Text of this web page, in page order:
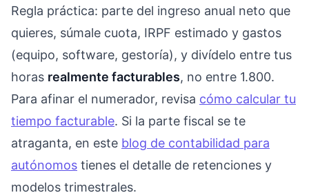
Regla práctica: parte del ingreso anual neto que
quieres, súmale cuota, IRPF estimado y gastos
(equipo, software, gestoría), y divídelo entre tus
horas realmente facturables, no entre 1.800.
Para afinar el numerador, revisa cómo calcular tu
tiempo facturable. Si la parte fiscal se te
atraganta, en este blog de contabilidad para
autónomos tienes el detalle de retenciones y
modelos trimestrales.